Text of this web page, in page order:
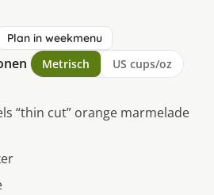
Plan in weekmenu
Metrisch US cups/oz
“thin cut” orange marmelade